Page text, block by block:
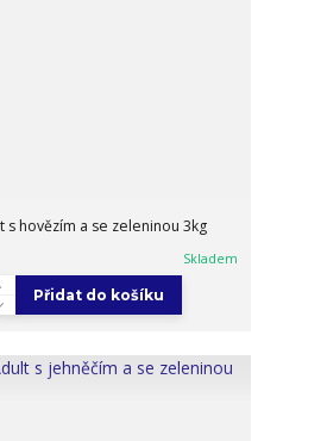
s hovězím a se zeleninou 3kg
Skladem
Přidat do košíku